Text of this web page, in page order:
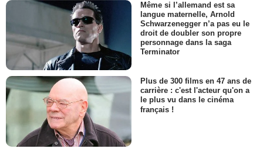
Même si l’allemand est sa
langue maternelle, Arnold
Schwarzenegger n’a pas eu le
droit de doubler son propre
personnage dans la saga
Terminator
Plus de 300 films en 47 ans de
carrière : c'est l'acteur qu'on a
le plus vu dans le cinéma
français !